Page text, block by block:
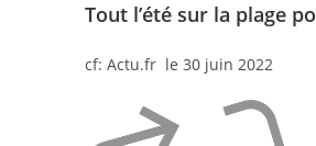
Tout l’été sur la plage
cf: Actu.fr le 30 juin 2022